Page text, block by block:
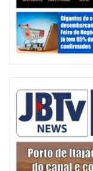
Itajaí avança na
ITAPEMA